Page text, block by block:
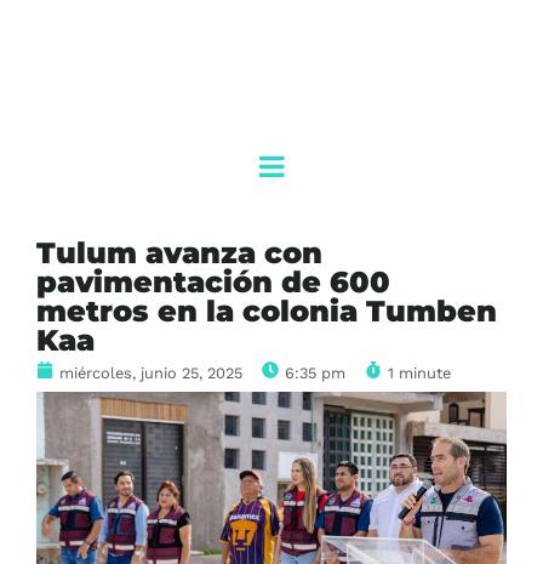
Tulum avanza con
pavimentación de 600
metros en la colonia Tumben
Kaa
miércoles, junio 25, 2025 6:35 pm 1 minute